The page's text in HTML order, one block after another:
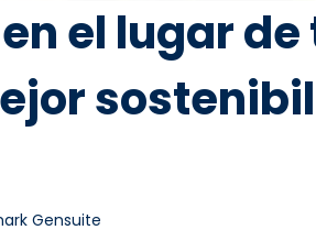
el lugar
Gensuite